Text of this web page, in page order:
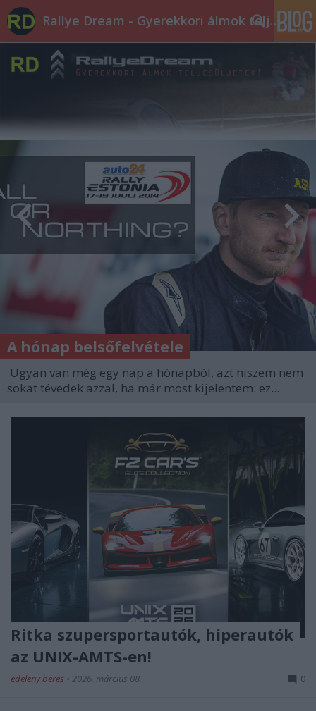
Rallye Dream - Gyerekkori álmok teljesüljetek!
A hónap belsőfelvétele
Ugyan van még egy nap a hónapból, azt hiszem nem
sokat tévedek azzal, ha már most kijelentem: ez...
Ritka szupersportautók, hiperautók
az UNIX-AMTS-en!
edeleny beres • 2026. március 08. 0